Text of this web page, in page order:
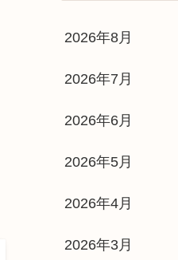
2026年8月
2026年7月
2026年6月
2026年5月
2026年4月
2026年3月